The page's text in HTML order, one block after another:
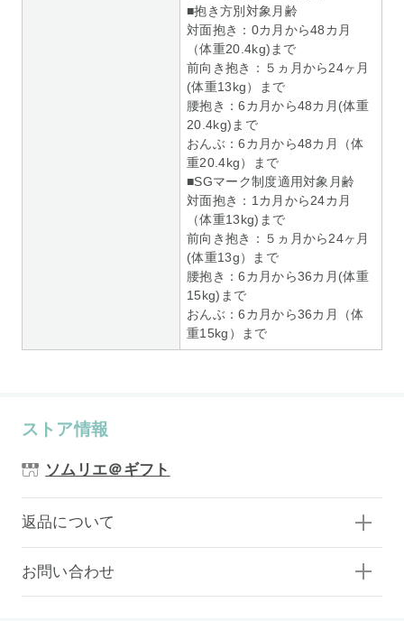
■抱き方別対象月齢
対面抱き：0カ月から48カ月
（体重20.4kg)まで
前向き抱き：５ヵ月から24ヶ月
(体重13kg）まで
腰抱き：6カ月から48カ月(体重
20.4kg)まで
おんぶ：6カ月から48カ月（体
重20.4kg）まで
■SGマーク制度適用対象月齢
対面抱き：1カ月から24カ月
（体重13kg)まで
前向き抱き：５ヵ月から24ヶ月
(体重13g）まで
腰抱き：6カ月から36カ月(体重
15kg)まで
おんぶ：6カ月から36カ月（体
重15kg）まで
ストア情報
ソムリエ＠ギフト
返品について
お問い合わせ